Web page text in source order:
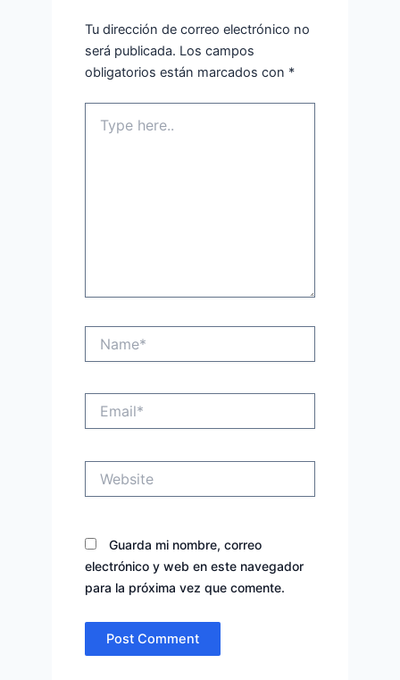
Tu dirección de correo electrónico no
será publicada. Los campos
obligatorios están marcados con *
here..
Guarda mi nombre, correo
electrónico y web en este navegador
para la próxima vez que comente.